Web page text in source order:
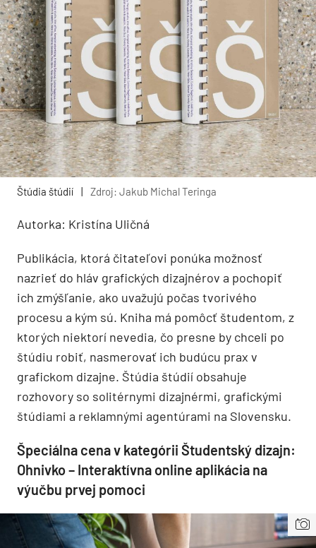
Štúdia štúdií | Zdroj: Jakub Michal Teringa
Autorka: Kristína Uličná
Publikácia, ktorá čitateľovi ponúka možnosť
nazrieť do hláv grafických dizajnérov a pochopiť
ich zmýšľanie, ako uvažujú počas tvorivého
procesu a kým sú. Kniha má pomôcť študentom, z
ktorých niektorí nevedia, čo presne by chceli po
štúdiu robiť, nasmerovať ich budúcu prax v
grafickom dizajne. Štúdia štúdií obsahuje
rozhovory so solitérnymi dizajnérmi, grafickými
štúdiami a reklamnými agentúrami na Slovensku.
Špeciálna cena v kategórii Študentský dizajn:
Ohnivko – Interaktívna online aplikácia na
výučbu prvej pomoci